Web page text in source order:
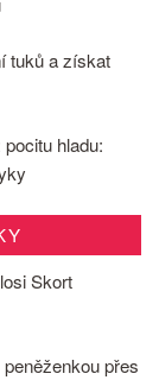
tuků a získat
hladu:
Skort
přes